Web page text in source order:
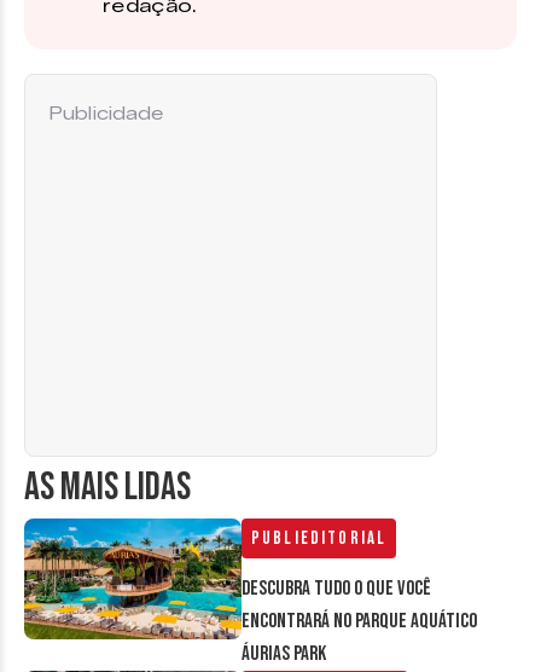
redação.
AS MAIS LIDAS
Publieditorial
Descubra tudo o que você
encontrará no parque aquático
Áurias Park
Publicidade